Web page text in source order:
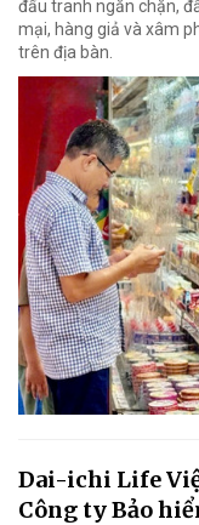
đấu tranh ngăn chặn,
mại, hàng giả và xâm
trên địa bàn.
Dai-ichi Life
Công ty Bảo